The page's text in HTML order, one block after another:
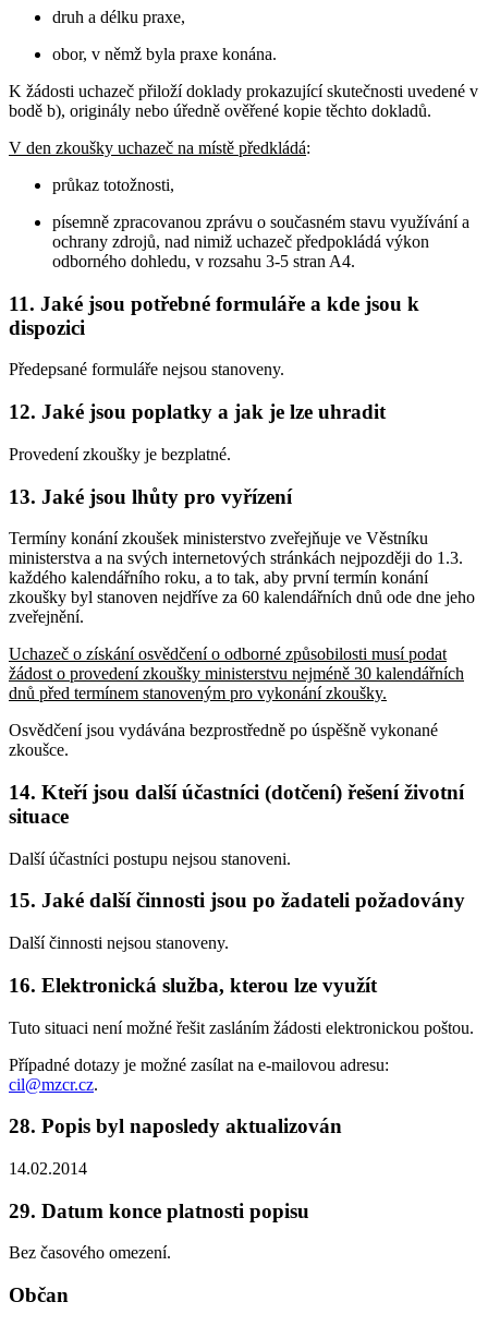
druh a délku praxe,
obor, v němž byla praxe konána.
K žádosti uchazeč přiloží doklady prokazující skutečnosti uvedené v
bodě b), originály nebo úředně ověřené kopie těchto dokladů.
V den zkoušky uchazeč na místě předkládá:
průkaz totožnosti,
písemně zpracovanou zprávu o současném stavu využívání a
ochrany zdrojů, nad nimiž uchazeč předpokládá výkon
odborného dohledu, v rozsahu 3-5 stran A4.
11. Jaké jsou potřebné formuláře a kde jsou k
dispozici
Předepsané formuláře nejsou stanoveny.
12. Jaké jsou poplatky a jak je lze uhradit
Provedení zkoušky je bezplatné.
13. Jaké jsou lhůty pro vyřízení
Termíny konání zkoušek ministerstvo zveřejňuje ve Věstníku
ministerstva a na svých internetových stránkách nejpozději do 1.3.
každého kalendářního roku, a to tak, aby první termín konání
zkoušky byl stanoven nejdříve za 60 kalendářních dnů ode dne jeho
zveřejnění.
Uchazeč o získání osvědčení o odborné způsobilosti musí podat
žádost o provedení zkoušky ministerstvu nejméně 30 kalendářních
dnů před termínem stanoveným pro vykonání zkoušky.
Osvědčení jsou vydávána bezprostředně po úspěšně vykonané
zkoušce.
14. Kteří jsou další účastníci (dotčení) řešení životní
situace
Další účastníci postupu nejsou stanoveni.
15. Jaké další činnosti jsou po žadateli požadovány
Další činnosti nejsou stanoveny.
16. Elektronická služba, kterou lze využít
Tuto situaci není možné řešit zasláním žádosti elektronickou poštou.
Případné dotazy je možné zasílat na e-mailovou adresu:
cil@mzcr.cz.
28. Popis byl naposledy aktualizován
14.02.2014
29. Datum konce platnosti popisu
Bez časového omezení.
Občan